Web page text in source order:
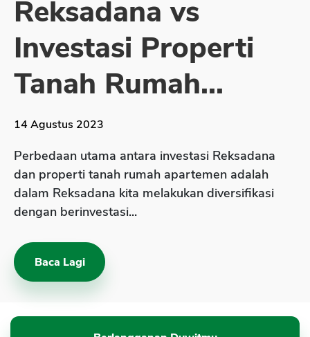
Sekuritas Saham
Bank Digital
Crypto
Assets Crypto
Asuransi Jiwa
Asuransi Kesehatan
Asuransi Syariah
Reksadana vs
Investasi Properti
Tanah Rumah...
14 Agustus 2023
Perbedaan utama antara investasi Reksadana
dan properti tanah rumah apartemen adalah
dalam Reksadana kita melakukan diversifikasi
dengan berinvestasi...
Baca Lagi